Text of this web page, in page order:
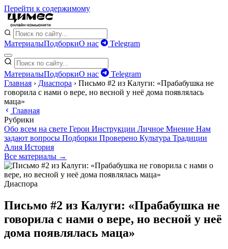
Перейти к содержимому
МатериалыПодборкиО нас Telegram
МатериалыПодборкиО нас
Telegram
Главная › Диаспора › Письмо #2 из Калуги: «Прабабушка не
говорила с нами о вере, но весной у неё дома появлялась
маца»
Главная
Рубрики
Обо всем на свете Герои Инструкции Личное Мнение Нам
задают вопросы Подборки Проверено Культура Традиции
Алия История
Все материалы →
Диаспора
Письмо #2 из Калуги: «Прабабушка не
говорила с нами о вере, но весной у неё
дома появлялась маца»